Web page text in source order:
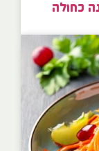
כחולה